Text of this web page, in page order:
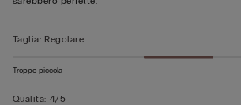
Taglia: Regolare
Troppo piccola
Qualità: 4/5